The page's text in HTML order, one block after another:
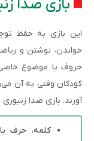
بازی صدا
این بازی به حفظ
خواندن، نوشتن و
حروف یا موضوع
کودکان وقتی به آن
آورند. بازی صدا
کلمه، حرف